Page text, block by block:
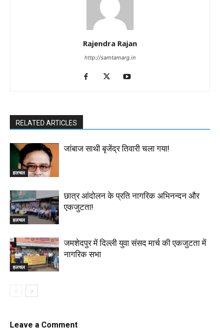
Rajendra Rajan
http://samtamarg.in
RELATED ARTICLES
हलचल
जांबाज साथी बृजेंद्र तिवारी चला गया!
हलचल
छात्र आंदोलन के प्रति नागरिक अभिनन्दन और
एकजुटता!
हलचल
जमशेदपुर में दिल्ली युवा संसद मार्च की एकजुटता में
नागरिक सभा
Leave a Comment